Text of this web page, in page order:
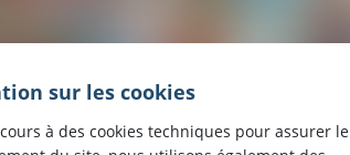
sur les cookies
à des cookies techniques pour assurer le